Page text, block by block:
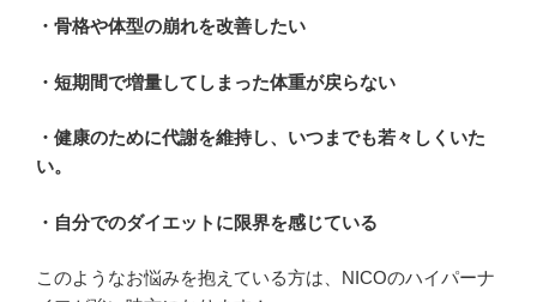
・骨格や体型の崩れを改善したい
・短期間で増量してしまった体重が戻らない
・健康のために代謝を維持し、いつまでも若々しくいた
い。
・自分でのダイエットに限界を感じている
このようなお悩みを抱えている方は、NICOのハイパーナ